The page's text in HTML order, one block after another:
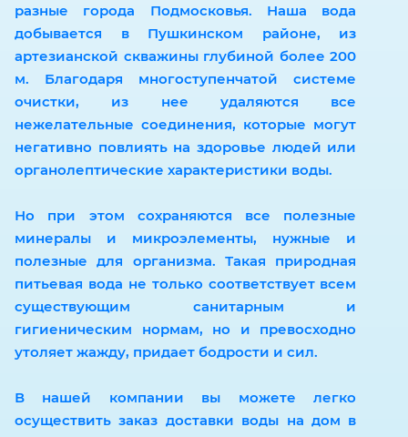
разные города Подмосковья. Наша вода
добывается в Пушкинском районе, из
артезианской скважины глубиной более 200
м. Благодаря многоступенчатой системе
очистки, из нее удаляются все
нежелательные соединения, которые могут
негативно повлиять на здоровье людей или
органолептические характеристики воды.
Но при этом сохраняются все полезные
минералы и микроэлементы, нужные и
полезные для организма. Такая природная
питьевая вода не только соответствует всем
существующим санитарным и
гигиеническим нормам, но и превосходно
утоляет жажду, придает бодрости и сил.
В нашей компании вы можете легко
осуществить заказ доставки воды на дом в